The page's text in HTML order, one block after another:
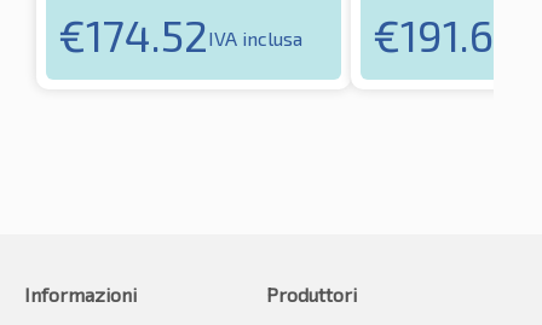
€174.52 IVA inclusa €191.61
Informazioni
Produttori